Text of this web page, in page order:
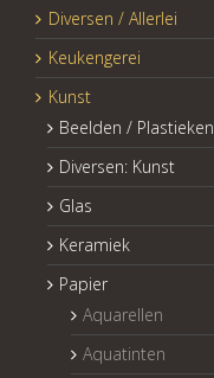
Diversen / Allerlei
Keukengerei
Kunst
Beelden / Plastieken
Diversen: Kunst
Glas
Keramiek
Papier
Aquarellen
Aquatinten